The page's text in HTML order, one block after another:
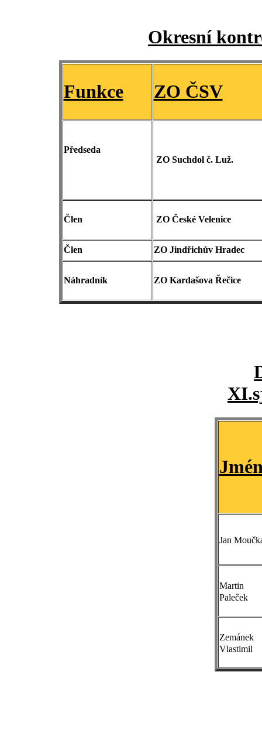
Okresní
Funkce ZO ČSV
Předseda
ZO Suchdol č. Luž.
Člen ZO České Velenice
Člen ZO Jindřichův Hradec
Náhradník ZO Kardašova Řečice
Jan
Martin
Paleček
Zemánek
Vlastimil